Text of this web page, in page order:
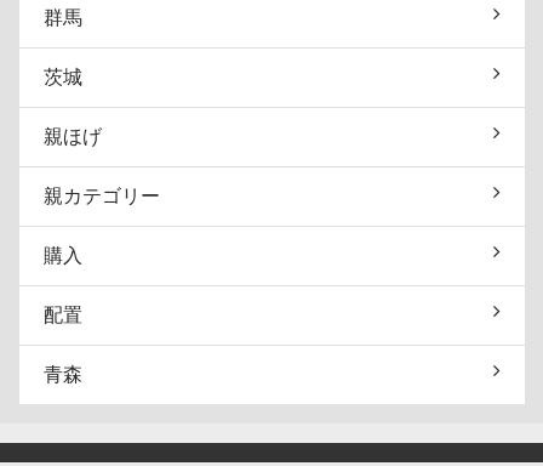
群馬
茨城
親ほげ
親カテゴリー
購入
配置
青森